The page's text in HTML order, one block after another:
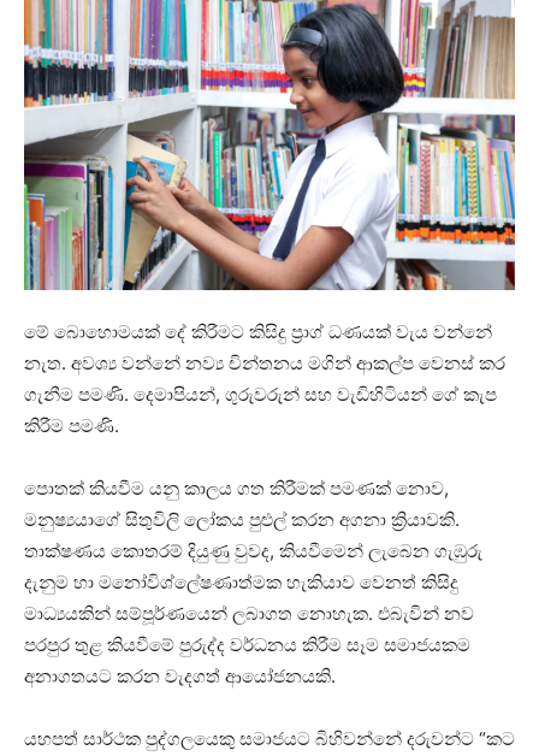
මේ බොහොමයක් දේ කිරීමට කිසිදු ප්‍රාග් ධණයක් වැය වන්නේ
නැත. අවශ්‍ය වන්නේ නව්‍ය චින්තනය මගින් ආකල්ප වෙනස් කර
ගැනීම පමණි. දෙමාපියන්, ගුරුවරුන් සහ වැඩිහිටියන් ගේ කැප
කිරීම පමණි.
පොතක් කියවීම යනු කාලය ගත කිරීමක් පමණක් නොව,
මනුෂ්‍යයාගේ සිතුවිලි ලෝකය පුළුල් කරන අගනා ක්‍රියාවකි.
තාක්ෂණය කොතරම් දියුණු වුවද, කියවීමෙන් ලැබෙන ගැඹුරු
දැනුම හා මනෝවිශ්ලේෂණාත්මක හැකියාව වෙනත් කිසිදු
මාධ්‍යයකින් සම්පූර්ණයෙන් ලබාගත නොහැක. එබැවින් නව
පරපුර තුළ කියවීමේ පුරුද්ද වර්ධනය කිරීම සෑම සමාජයකම
අනාගතයට කරන වැදගත් ආයෝජනයකි.
යහපත් සාර්ථක පුද්ගලයෙකු සමාජයට බිහිවන්නේ දරුවන්ට “කට